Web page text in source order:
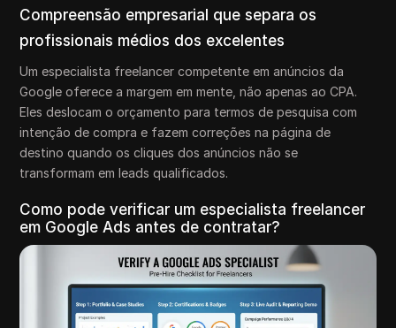
Compreensão empresarial que separa os
profissionais médios dos excelentes
Um especialista freelancer competente em anúncios da
Google oferece a margem em mente, não apenas ao CPA.
Eles deslocam o orçamento para termos de pesquisa com
intenção de compra e fazem correções na página de
destino quando os cliques dos anúncios não se
transformam em leads qualificados.
Como pode verificar um especialista freelancer
em Google Ads antes de contratar?